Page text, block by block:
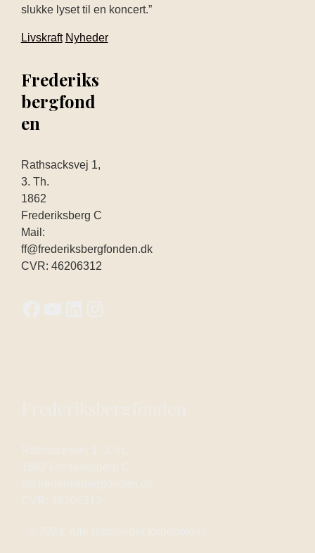
slukke lyset til en koncert.”
Livskraft Nyheder
Frederiks
bergfond
en
Rathsacksvej 1,
3. Th.
1862
Frederiksberg C
Mail:
ff@frederiksbergfonden.dk
CVR: 46206312